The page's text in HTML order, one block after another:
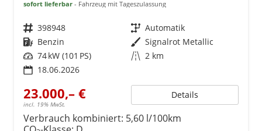
sofort lieferbar Fahrzeug mit Tageszulassung
Fahrzeugnr. 398948 Getriebe Automatik
Kraftstoff Benzin Außenfarbe Signalrot Metallic
Leistung 74 kW (101 PS) Kilometerstand 2 km
18.06.2026
23.000,– €
incl. 19% MwSt.
Details
Verbrauch kombiniert: 5,60 l/100km